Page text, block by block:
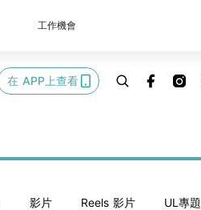
工作機會
在 APP上查看
影片 Reels 影片 UL專題